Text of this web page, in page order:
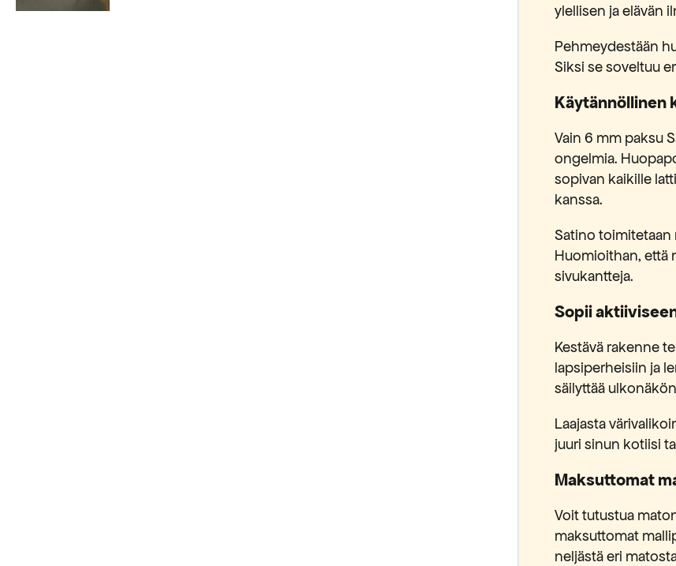
ylellisen ja elävän
Pehmeydestään
Siksi se soveltuu
Käytännöllinen
Vain 6 mm paksu
ongelmia.
sopivan kaikille
kanssa.
Satino toimitetaan
Huomioithan, että
sivukantteja.
Sopii
Kestävä rakenne
lapsiperheisiin ja
säilyttää
Laajasta
juuri sinun kotiisi
Maksuttomat
Voit tutustua
maksuttomat
neljästä eri